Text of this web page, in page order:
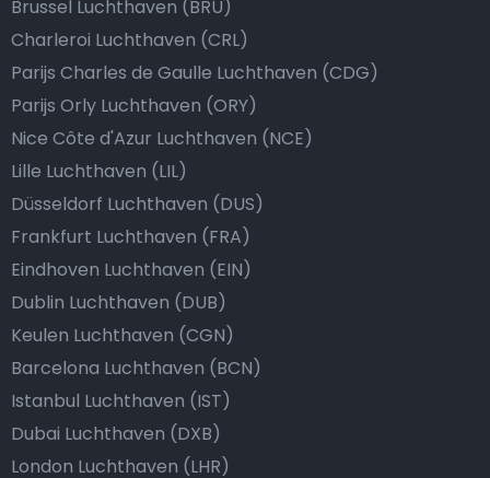
Brussel Luchthaven (BRU)
Charleroi Luchthaven (CRL)
Parijs Charles de Gaulle Luchthaven (CDG)
Parijs Orly Luchthaven (ORY)
Nice Côte d'Azur Luchthaven (NCE)
Lille Luchthaven (LIL)
Düsseldorf Luchthaven (DUS)
Frankfurt Luchthaven (FRA)
Eindhoven Luchthaven (EIN)
Dublin Luchthaven (DUB)
Keulen Luchthaven (CGN)
Barcelona Luchthaven (BCN)
Istanbul Luchthaven (IST)
Dubai Luchthaven (DXB)
London Luchthaven (LHR)